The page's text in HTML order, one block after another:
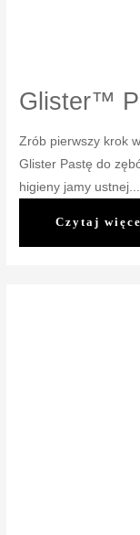
Glister™
Zrób pierwszy krok
Glister Pastę do
higieny jamy ustnej...
Glister™
Czytaj